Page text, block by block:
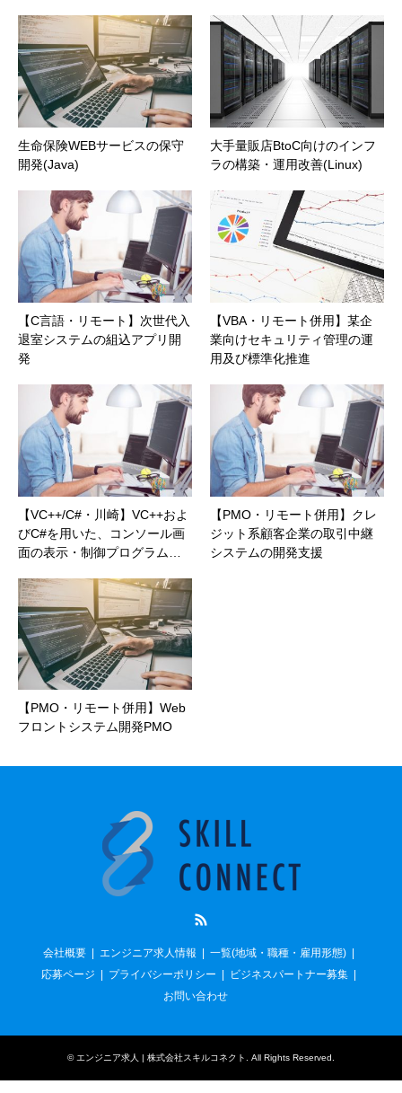
生命保険WEBサービスの保守
開発(Java)
大手量販店BtoC向けのインフ
ラの構築・運用改善(Linux)
【C言語・リモート】次世代入
退室システムの組込アプリ開
発
【VBA・リモート併用】某企
業向けセキュリティ管理の運
用及び標準化推進
【VC++/C#・川崎】VC++およ
びC#を用いた、コンソール画
面の表示・制御プログラム…
【PMO・リモート併用】クレ
ジット系顧客企業の取引中継
システムの開発支援
【PMO・リモート併用】Web
フロントシステム開発PMO
会社概要 エンジニア求人情報
一覧(地域・職種・雇用形態)
応募ページ
プライバシーポリシー
ビジネスパートナー募集
お問い合わせ
©エンジニア求人 | 株式会社スキルコネクト. All Rights Reserved.